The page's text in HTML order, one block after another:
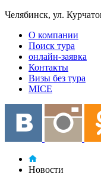
Челябинск, ул.
О компании
Поиск тура
онлайн-заявка
Контакты
Визы без тура
MICE
Новости